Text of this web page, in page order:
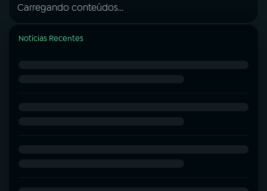
Carregando conteúdos...
Notícias Recentes